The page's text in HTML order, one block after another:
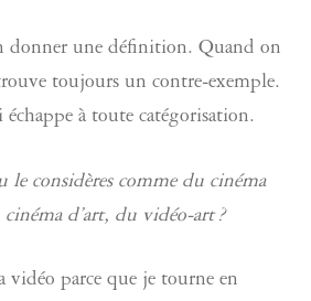
donner une définition. Quand on
toujours un contre-exemple.
échappe à toute catégorisation.
le considères comme du cinéma
d’art, du vidéo-art ?
vidéo parce que je tourne en